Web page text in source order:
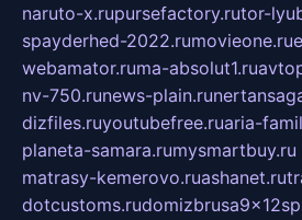
naruto-x.rupursefactory.rutor-
spayderhed-2022.rumovieone.ru
webamator.ruma-absolut1.ru
nv-750.runews-plain.ru
dizfiles.ruyoutubefree.ruaria-
planeta-samara.rumysmartbuy.ru
matrasy-kemerovo.ruashanet.ru
dotcustoms.ru